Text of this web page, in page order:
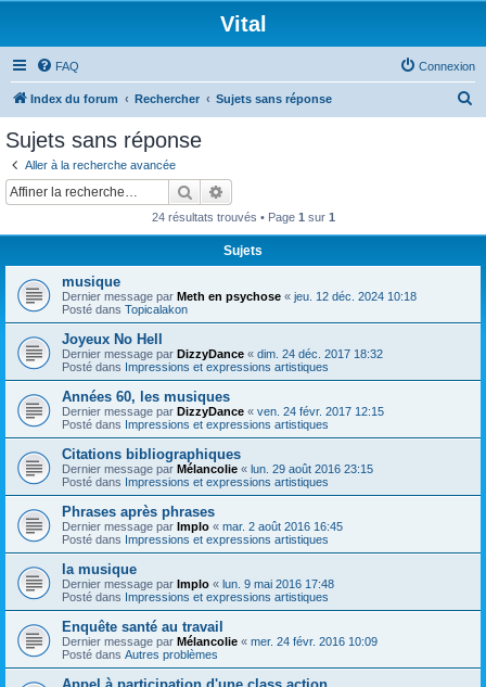
Vital
FAQ Connexion
Index du forum Rechercher Sujets sans réponse
Sujets sans réponse
Aller à la recherche avancée
Rechercher
24 résultats trouvés • Page 1 sur 1
Sujets
musique
Dernier message par Meth en psychose « jeu. 12 déc. 2024 10:18
Posté dans Topicalakon
Joyeux No Hell
Dernier message par DizzyDance « dim. 24 déc. 2017 18:32
Posté dans Impressions et expressions artistiques
Années 60, les musiques
Dernier message par DizzyDance « ven. 24 févr. 2017 12:15
Posté dans Impressions et expressions artistiques
Citations bibliographiques
Dernier message par Mélancolie « lun. 29 août 2016 23:15
Posté dans Impressions et expressions artistiques
Phrases après phrases
Dernier message par Implo « mar. 2 août 2016 16:45
Posté dans Impressions et expressions artistiques
la musique
Dernier message par Implo « lun. 9 mai 2016 17:48
Posté dans Impressions et expressions artistiques
Enquête santé au travail
Dernier message par Mélancolie « mer. 24 févr. 2016 10:09
Posté dans Autres problèmes
Appel à participation d'une class action